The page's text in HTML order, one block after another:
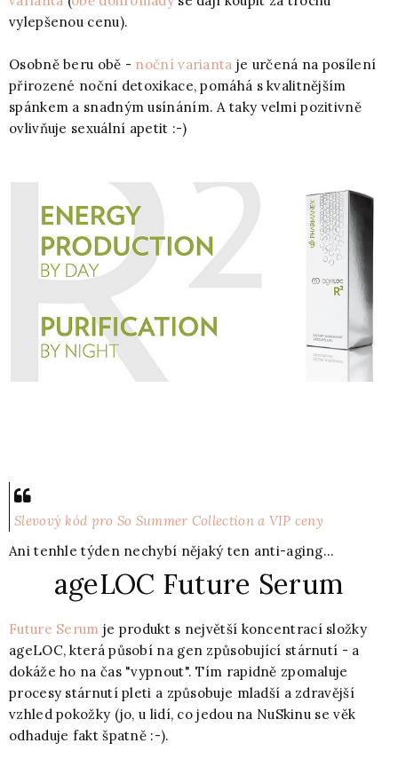
vylepšenou cenu).
Osobně beru obě - noční varianta je určená na posílení
přirozené noční detoxikace, pomáhá s kvalitnějším
spánkem a snadným usínáním. A taky velmi pozitivně
ovlivňuje sexuální apetit :-)
Slevový kód pro So Summer Collection a VIP ceny
Ani tenhle týden nechybí nějaký ten anti-aging...
ageLOC Future Serum
Future Serum je produkt s největší koncentrací složky
ageLOC, která působí na gen způsobující stárnutí - a
dokáže ho na čas "vypnout". Tím rapidně zpomaluje
procesy stárnutí pleti a způsobuje mladší a zdravější
vzhled pokožky (jo, u lidí, co jedou na NuSkinu se věk
odhaduje fakt špatně :-).